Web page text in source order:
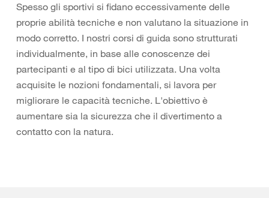
Spesso gli sportivi si fidano eccessivamente delle
proprie abilità tecniche e non valutano la situazione in
modo corretto. I nostri corsi di guida sono strutturati
individualmente, in base alle conoscenze dei
partecipanti e al tipo di bici utilizzata. Una volta
acquisite le nozioni fondamentali, si lavora per
migliorare le capacità tecniche. L'obiettivo è
aumentare sia la sicurezza che il divertimento a
contatto con la natura.